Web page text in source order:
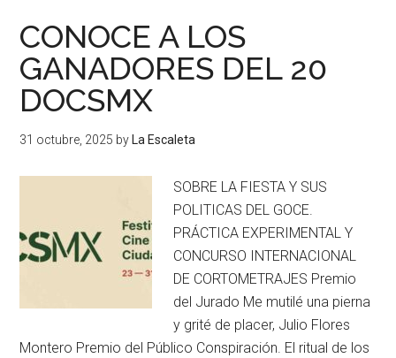
CONOCE A LOS
GANADORES DEL 20
DOCSMX
31 octubre, 2025 by La Escaleta
SOBRE LA FIESTA Y SUS
POLITICAS DEL GOCE.
PRÁCTICA EXPERIMENTAL Y
CONCURSO INTERNACIONAL
DE CORTOMETRAJES Premio
del Jurado Me mutilé una pierna
y grité de placer, Julio Flores
Montero Premio del Público Conspiración. El ritual de los